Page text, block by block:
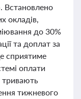
Встановлено
окладів,
до 30%
та доплат за
сприятиме
оплати
тривають
тижневого